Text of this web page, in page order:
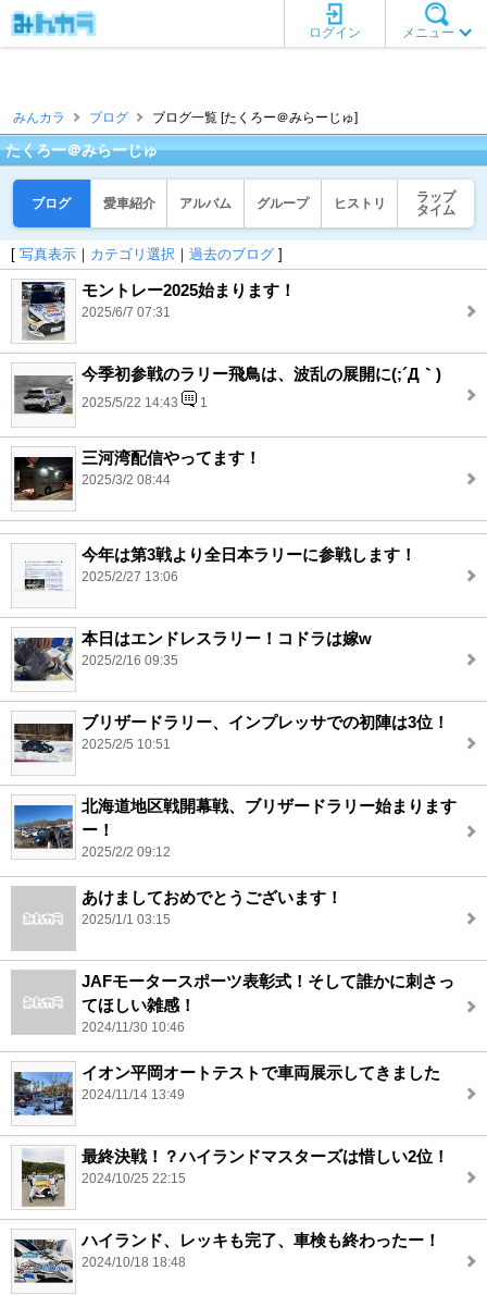
メニュー
ログイン
みんカラ ブログ ブログ一覧 [たくろー＠みらーじゅ]
たくろー＠みらーじゅ
ブログ 愛車紹介 アルバム グループ ヒストリ
ラップ
タイム
[ 写真表示 ｜ カテゴリ選択 ｜ 過去のブログ ]
モントレー2025始まります！
2025/6/7 07:31
今季初参戦のラリー飛鳥は、波乱の展開に(;´Д｀)
2025/5/22 14:43 1
三河湾配信やってます！
2025/3/2 08:44
今年は第3戦より全日本ラリーに参戦します！
2025/2/27 13:06
本日はエンドレスラリー！コドラは嫁w
2025/2/16 09:35
ブリザードラリー、インプレッサでの初陣は3位！
2025/2/5 10:51
北海道地区戦開幕戦、ブリザードラリー始まります
ー！
2025/2/2 09:12
あけましておめでとうございます！
2025/1/1 03:15
JAFモータースポーツ表彰式！そして誰かに刺さっ
てほしい雑感！
2024/11/30 10:46
イオン平岡オートテストで車両展示してきました
2024/11/14 13:49
最終決戦！？ハイランドマスターズは惜しい2位！
2024/10/25 22:15
ハイランド、レッキも完了、車検も終わったー！
2024/10/18 18:48